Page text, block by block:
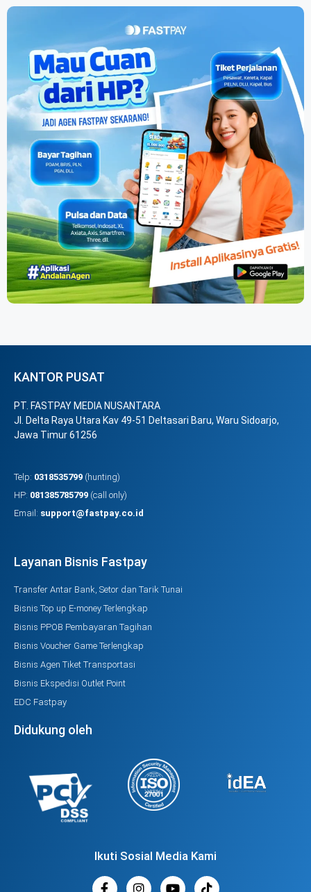
KANTOR PUSAT
PT. FASTPAY MEDIA NUSANTARA
Jl. Delta Raya Utara Kav 49-51 Deltasari Baru, Waru Sidoarjo,
Jawa Timur 61256
Telp: 0318535799 (hunting)
HP: 081385785799 (call only)
Email: support@fastpay.co.id
Layanan Bisnis Fastpay
Transfer Antar Bank, Setor dan Tarik Tunai
Bisnis Top up E-money Terlengkap
Bisnis PPOB Pembayaran Tagihan
Bisnis Voucher Game Terlengkap
Bisnis Agen Tiket Transportasi
Bisnis Ekspedisi Outlet Point
EDC Fastpay
Didukung oleh
Ikuti Sosial Media Kami